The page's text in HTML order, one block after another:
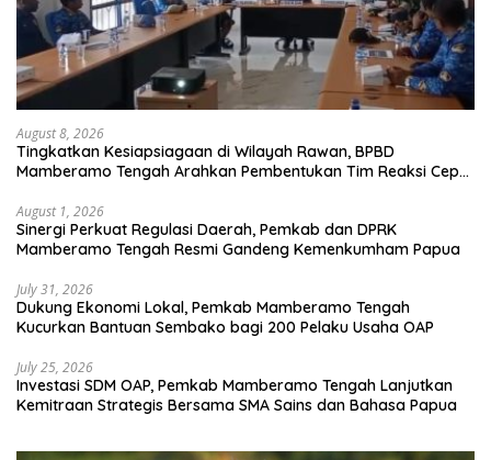
August 8, 2026
Tingkatkan Kesiapsiagaan di Wilayah Rawan, BPBD
Mamberamo Tengah Arahkan Pembentukan Tim Reaksi Cepat
August 1, 2026
Sinergi Perkuat Regulasi Daerah, Pemkab dan DPRK
Mamberamo Tengah Resmi Gandeng Kemenkumham Papua
July 31, 2026
Dukung Ekonomi Lokal, Pemkab Mamberamo Tengah
Kucurkan Bantuan Sembako bagi 200 Pelaku Usaha OAP
July 25, 2026
Investasi SDM OAP, Pemkab Mamberamo Tengah Lanjutkan
Kemitraan Strategis Bersama SMA Sains dan Bahasa Papua